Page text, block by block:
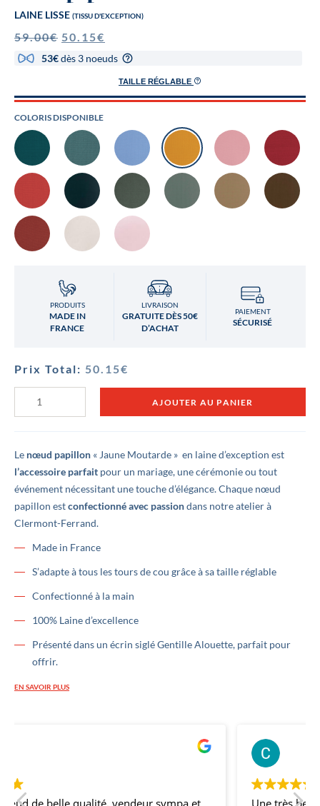
LAINE LISSE (TISSU D'EXCEPTION)
59.00€ 50.15€
53€dès 3 noeuds
TAILLE RÉGLABLE
COLORIS DISPONIBLE
PRODUITS
MADE IN
FRANCE
LIVRAISON
GRATUITE DÈS 50€
D’ACHAT
PAIEMENT
SÉCURISÉ
Prix Total: 50.15€
Nœud
Moutarde
AJOUTER AU PANIER
Le nœud papillon « Jaune Moutarde » en laine d’exception est
l’accessoire parfait pour un mariage, une cérémonie ou tout
événement nécessitant une touche d’élégance. Chaque nœud
papillon estconfectionné avec passiondans notre atelier à
Clermont-Ferrand.
Made in France
S’adapte à tous les tours de cou grâce à sa taille réglable
Confectionné à la main
100% Laine d’excellence
Présenté dans un écrin siglé Gentille Alouette, parfait pour
offrir.
EN SAVOIR PLUS
Une très belle offre de nœuds papillons, la